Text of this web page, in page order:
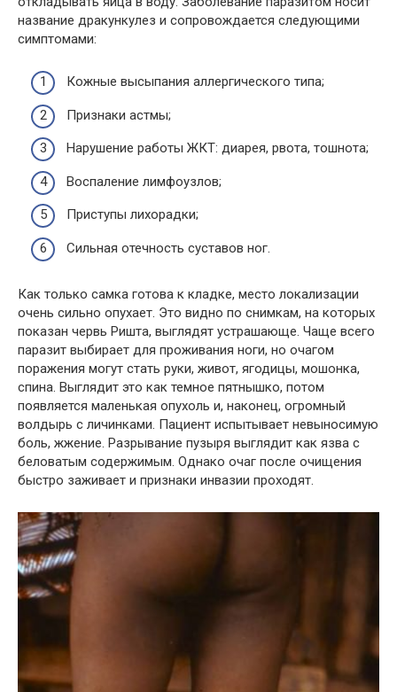
название дракункулез и сопровождается следующими
симптомами:
Кожные высыпания аллергического типа;
Признаки астмы;
Нарушение работы ЖКТ: диарея, рвота, тошнота;
Воспаление лимфоузлов;
Приступы лихорадки;
Сильная отечность суставов ног.
Как только самка готова к кладке, место локализации
очень сильно опухает. Это видно по снимкам, на которых
показан червь Ришта, выглядят устрашающе. Чаще всего
паразит выбирает для проживания ноги, но очагом
поражения могут стать руки, живот, ягодицы, мошонка,
спина. Выглядит это как темное пятнышко, потом
появляется маленькая опухоль и, наконец, огромный
волдырь с личинками. Пациент испытывает невыносимую
боль, жжение. Разрывание пузыря выглядит как язва с
беловатым содержимым. Однако очаг после очищения
быстро заживает и признаки инвазии проходят.